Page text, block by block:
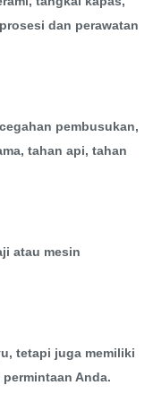
dan perawatan
pembusukan,
tahan api, tahan
atau mesin
tetapi juga memiliki
Anda.